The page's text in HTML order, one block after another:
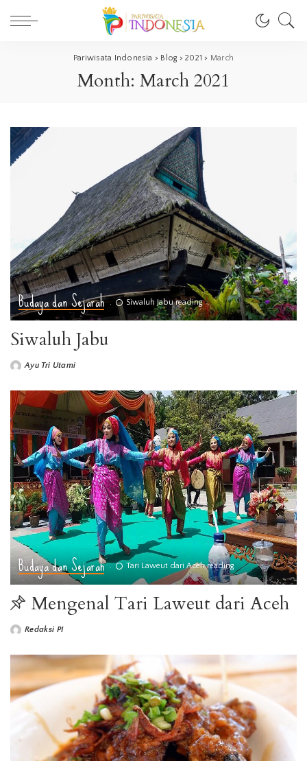
Pariwisata Indonesia > Blog >2021 > March
Month: March 2021
Budaya dan Sejarah Siwaluh Jabu reading
Siwaluh Jabu
PostedAyu Tri Utami
Budaya dan Sejarah Tari Laweut dari Aceh reading
Mengenal Tari Laweut dari Aceh
PostedRedaksi PI